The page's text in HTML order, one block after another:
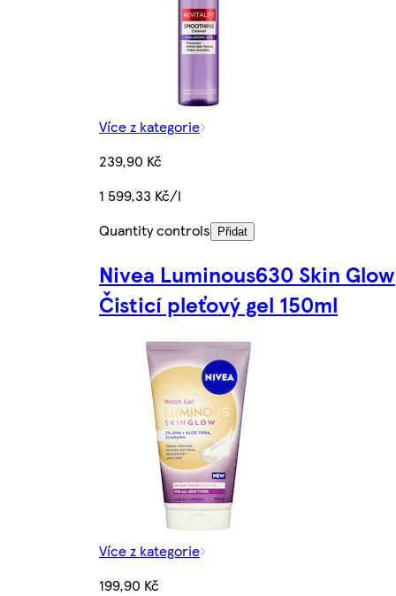
Více z kategorie
239,90 Kč
1 599,33 Kč/l
Quantity controls
Přidat
Nivea Luminous630 Skin Glow
Čisticí pleťový gel 150ml
Více z kategorie
199,90 Kč